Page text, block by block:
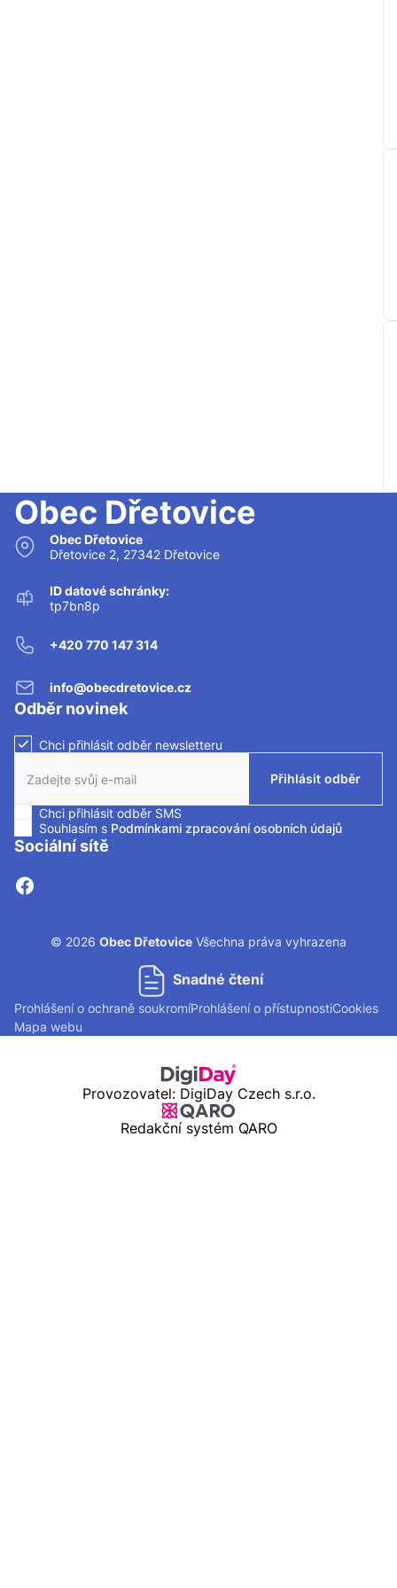
Obec Dřetovice
Obec Dřetovice
Dřetovice 2, 27342 Dřetovice
ID datové schránky:
tp7bn8p
+420 770 147 314
info@obecdretovice.cz
Odběr novinek
Chci přihlásit odběr newsletteru
Přihlásit odběr
Chci přihlásit odběr SMS
Zaškrtnutím políčka souhlasíte se zasíláním SMS.
Souhlasím s Podmínkami zpracování osobních údajů
Sociální sítě
© 2026 Obec Dřetovice Všechna práva vyhrazena
Snadné čtení
Prohlášení o ochraně soukromíProhlášení o přístupnostiCookies
Mapa webu
Provozovatel: DigiDay Czech s.r.o.
Redakční systém QARO